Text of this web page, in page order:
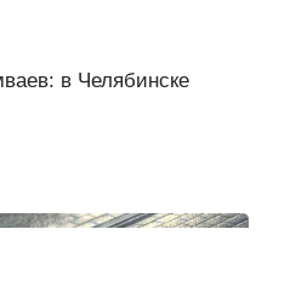
в Челябинске